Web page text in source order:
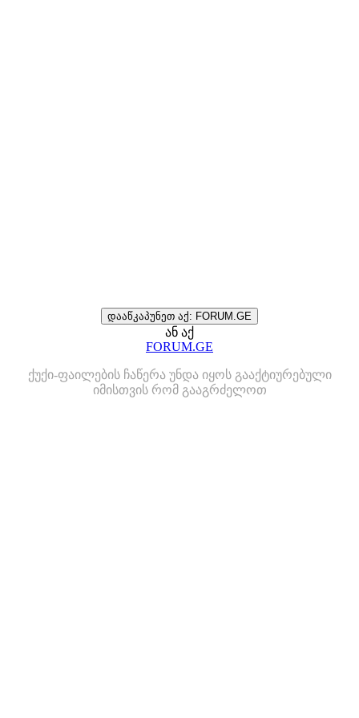
დააწკაპუნეთ აქ: FORUM.GE
ან აქ
FORUM.GE
ქუქი-ფაილების ჩაწერა უნდა იყოს გააქტიურებული
იმისთვის რომ გააგრძელოთ